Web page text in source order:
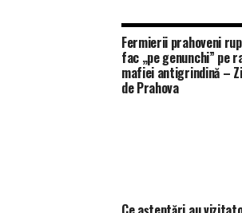
Fermierii prahoveni
fac „pe genunchi” pe
mafiei antigrindină –
de Prahova